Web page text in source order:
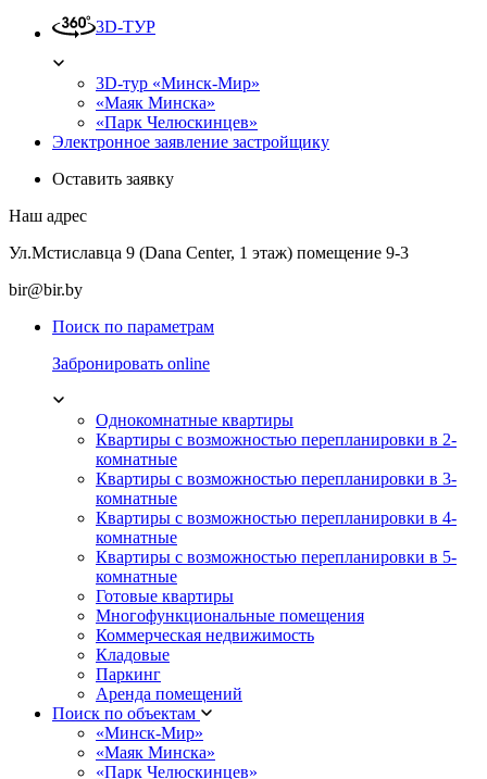
3D-ТУР
3D-тур «Минск-Мир»
«Маяк Минска»
«Парк Челюскинцев»
Электронное заявление застройщику
Оставить заявку
Наш адрес
Ул.Мстиславца 9 (Dana Center, 1 этаж) помещение 9-3
bir@bir.by
Поиск по параметрам
Забронировать online
Однокомнатные квартиры
Квартиры с возможностью перепланировки в 2-
комнатные
Квартиры с возможностью перепланировки в 3-
комнатные
Квартиры с возможностью перепланировки в 4-
комнатные
Квартиры с возможностью перепланировки в 5-
комнатные
Готовые квартиры
Многофункциональные помещения
Коммерческая недвижимость
Кладовые
Паркинг
Аренда помещений
Поиск по объектам
«Минск-Мир»
«Маяк Минска»
«Парк Челюскинцев»